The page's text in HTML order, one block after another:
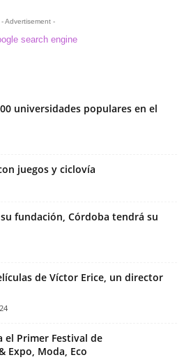
- Advertisement -
universidades populares en el
juegos y ciclovía
fundación, Córdoba tendrá su
de Víctor Erice, un director
el Primer Festival de
Expo, Moda, Eco